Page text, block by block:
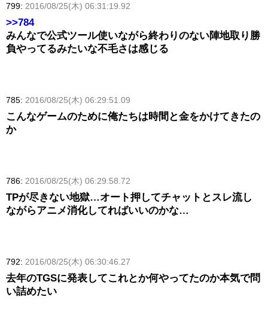
799: 2016/08/25(木) 06:31:19.92
>>784
みんなで公式ツール使いながら終わりのない陣地取り勝
負やってるみたいな不毛さは感じる
785: 2016/08/25(木) 06:29:51.09
こんなゲームのために俺たちは時間と金をかけてきたの
か
786: 2016/08/25(木) 06:29:58.72
TPが尽きない地獄…オート押してチャットとスレ流し
ながらアニメ消化してればいいのかな…
792: 2016/08/25(木) 06:30:46.27
去年のTGSに発表してこれとか何やってたのか本気で問
い詰めたい